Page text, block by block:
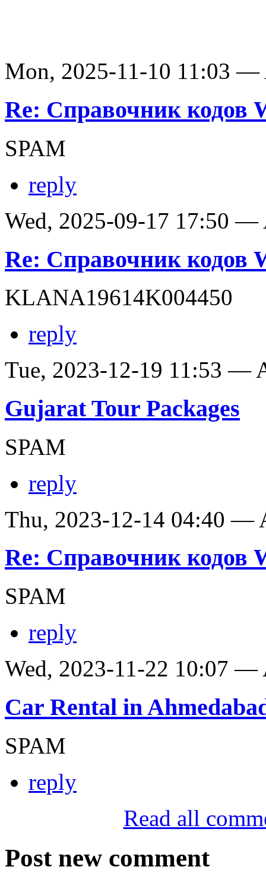
Mon, 2025-11-10 11:03 —
Re: Справочник кодов
SPAM
reply
Wed, 2025-09-17 17:50 —
Re: Справочник кодов
KLANA19614K004450
reply
Tue, 2023-12-19 11:53 —
Gujarat Tour Packages
SPAM
reply
Thu, 2023-12-14 04:40 —
Re: Справочник кодов
SPAM
reply
Wed, 2023-11-22 10:07 —
Car Rental in
SPAM
reply
Read all
Post new comment